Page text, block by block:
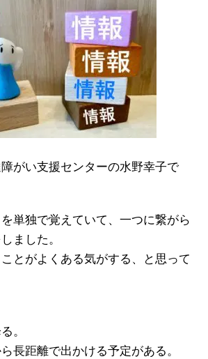
がい支援センターの水野幸子で
単独で覚えていて、一つに繋がら
ました。
とがよくある気がする、と思って
。
長距離で出かける予定がある。